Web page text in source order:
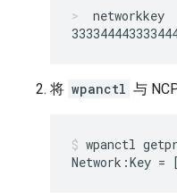
networkkey
将 wpanctl 与
wpanctl